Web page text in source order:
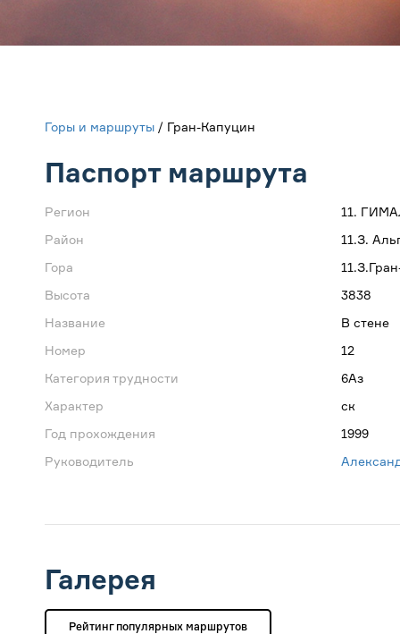
Горы и маршруты / Гран-Капуцин
Паспорт маршрута
Регион
11.
Район
11.З.
Гора
Высота
3838
Название
В стене
Номер
12
Категория трудности
6Аз
Характер
ск
Год прохождения
1999
Руководитель
Галерея
Рейтинг популярных маршрутов